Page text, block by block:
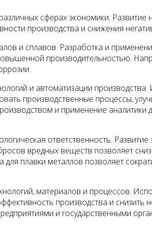
сферах экономики. Развитие
производства и снижения
и сплавов. Разработка и
производительностью.
и автоматизации
производственные процессы,
и применение аналитики
ответственность. Развитие
вредных веществ позволяет
плавки металлов позволяет
материалов и процессов.
производства и
и государственными